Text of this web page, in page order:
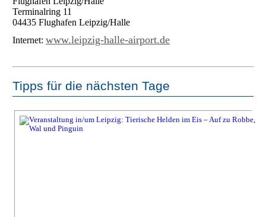
Terminalring 11
04435 Flughafen Leipzig/Halle
Internet: www.leipzig-halle-airport.de
Tipps für die nächsten Tage